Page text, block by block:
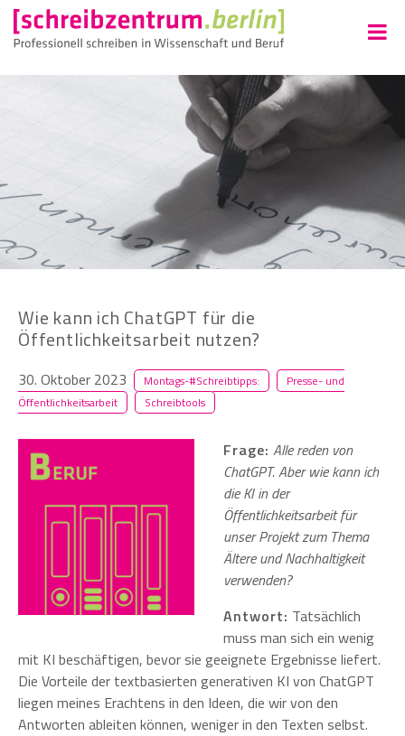
Wie kann ich ChatGPT für die
Öffentlichkeitsarbeit nutzen?
30. Oktober 2023 Montags-#Schreibtipps:
Presse- und
Öffentlichkeitsarbeit
Schreibtools
Frage: Alle reden von
ChatGPT. Aber wie kann ich
die KI in der
Öffentlichkeitsarbeit für
unser Projekt zum Thema
Ältere und Nachhaltigkeit
verwenden?
Antwort: Tatsächlich
muss man sich ein wenig
mit KI beschäftigen, bevor sie geeignete Ergebnisse liefert.
Die Vorteile der textbasierten generativen KI von ChatGPT
liegen meines Erachtens in den Ideen, die wir von den
Antworten ableiten können, weniger in den Texten selbst.